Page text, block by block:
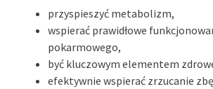
przyspieszyć metabolizm,
wspierać prawidłowe
pokarmowego,
być kluczowym elementem
efektywnie wspierać zrzucanie